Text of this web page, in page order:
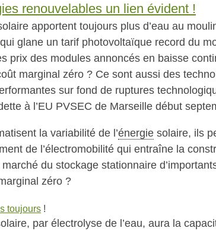
renouvelables un lien évident !
apportent toujours plus d’eau au
qui glane un tarif photovoltaïque record du
prix des modules annoncés en baisse
marginal zéro ? Ce sont aussi des
sur fond de ruptures
à l’EU PVSEC de Marseille début
la variabilité de l’énergie solaire, ils
de l’électromobilité qui entraîne la
du stockage stationnaire
zéro ?
toujours !
par électrolyse de l’eau, aura la